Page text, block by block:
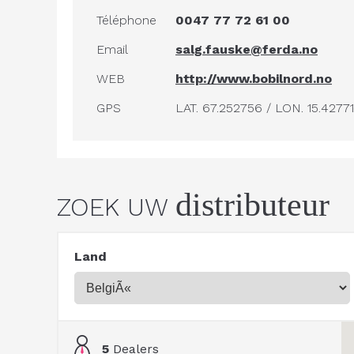
Téléphone
0047 77 72 61 00
Email
salg.fauske@ferda.no
WEB
http://www.bobilnord.no
GPS
LAT. 67.252756 / LON.
ZOEK UW distributeur
Land
5 Dealers